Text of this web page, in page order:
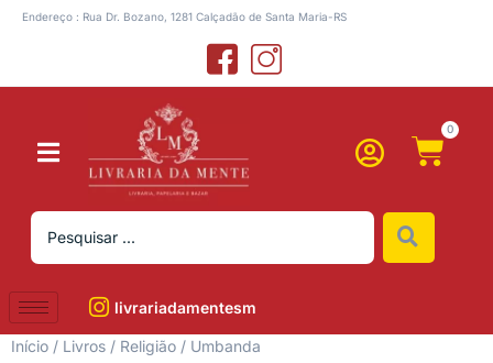
Endereço : Rua Dr. Bozano, 1281 Calçadão de Santa Maria-RS
0
livrariadamentesm
Início / Livros / Religião / Umbanda